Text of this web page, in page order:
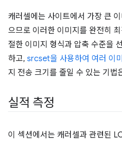
캐러셀에는 사이트에서 가장 큰
으므로 이러한 이미지를 완전히
절한 이미지 형식과 압축 수준을
하고, srcset을 사용하여 여러 이
지 전송 크기를 줄일 수 있는 기법
실적 측정
이 섹션에서는 캐러셀과 관련된